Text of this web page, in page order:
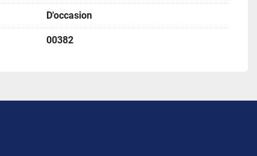
D'occasion
00382